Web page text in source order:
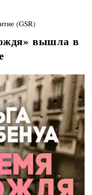
(GSR)
вышла в